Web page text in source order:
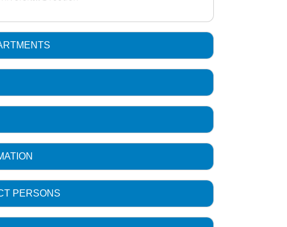
PERSONS